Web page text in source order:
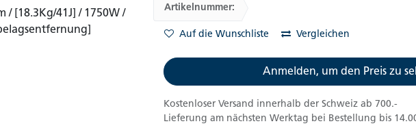
Artikelnummer:
Auf die Wunschliste Vergleichen
Anmelden, um den Preis zu
Kostenloser Versand innerhalb der Schweiz ab 700.-
Lieferung am nächsten Werktag bei Bestellung bis